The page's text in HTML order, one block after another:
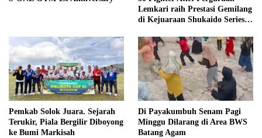
Lemkari raih Prestasi Gemilang
di Kejuaraan Shukaido Series 1
Pemkab Solok Juara. Sejarah
Terukir, Piala Bergilir Diboyong
ke Bumi Markisah
Di Payakumbuh Senam Pagi
Minggu Dilarang di Area BWS
Batang Agam